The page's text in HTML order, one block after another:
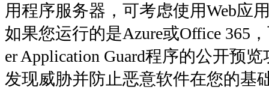
用程序服务器，可考虑使用Web应
如果您运行的是Azure或Office 365
er Application Guard程序的公开预
发现威胁并防止恶意软件在您的基